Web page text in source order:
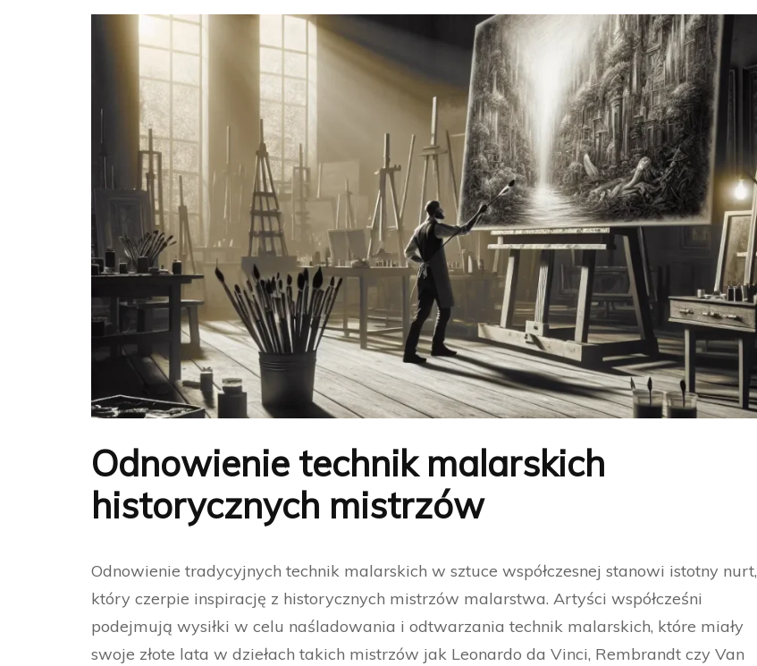
Odnowienie technik malarskich
historycznych mistrzów
Odnowienie tradycyjnych technik malarskich w sztuce współczesnej stanowi istotny nurt,
który czerpie inspirację z historycznych mistrzów malarstwa. Artyści współcześni
podejmują wysiłki w celu naśladowania i odtwarzania technik malarskich, które miały
swoje złote lata w dziełach takich mistrzów jak Leonardo da Vinci, Rembrandt czy Van